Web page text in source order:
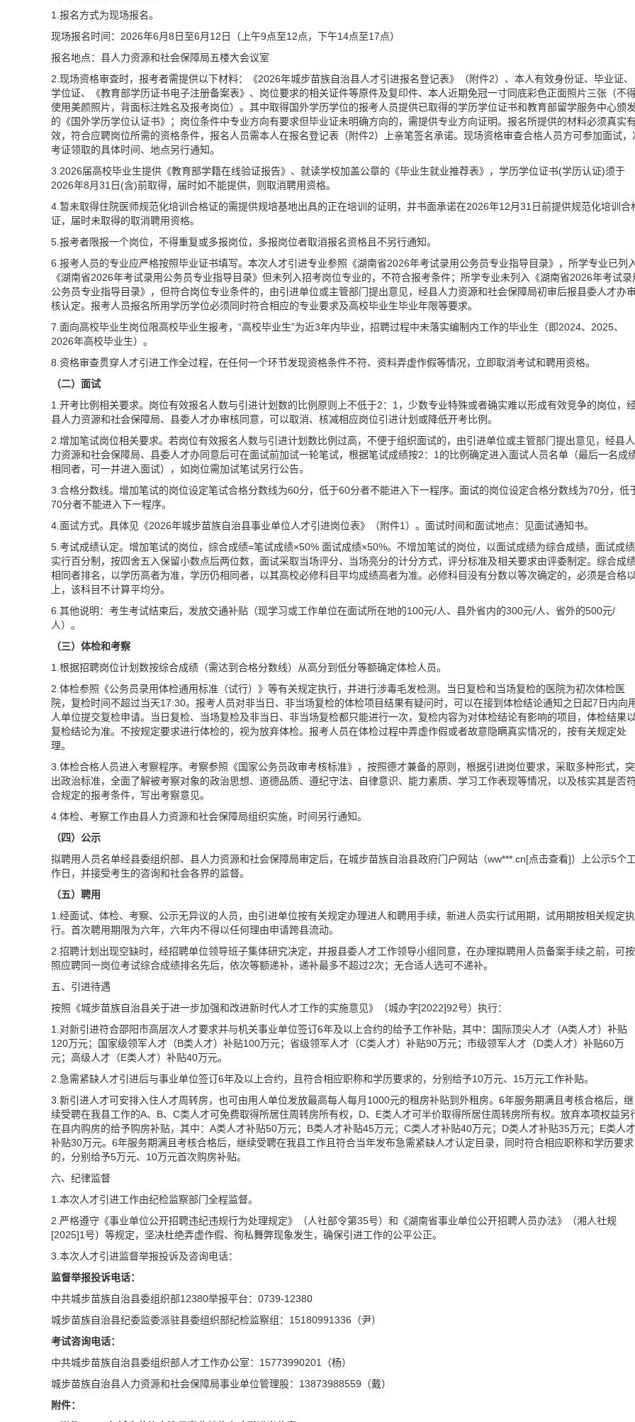
1.报名方式为现场报名。
现场报名时间：2026年6月8日至6月12日（上午9点至12点，下午14点至17点）
报名地点：县人力资源和社会保障局五楼大会议室
2.现场资格审查时，报考者需提供以下材料：《2026年城步苗族自治县人才引进报名登记表》（附件2）、本人有效身份证、毕业证、
学位证、《教育部学历证书电子注册备案表》、岗位要求的相关证件等原件及复印件、本人近期免冠一寸同底彩色正面照片三张（不
使用美颜照片，背面标注姓名及报考岗位）。其中取得国外学历学位的报考人员提供已取得的学历学位证书和教育部留学服务中心颁发
的《国外学历学位认证书》；岗位条件中专业方向有要求但毕业证未明确方向的，需提供专业方向证明。报名所提供的材料必须真实
效，符合应聘岗位所需的资格条件，报名人员需本人在报名登记表（附件2）上亲笔签名承诺。现场资格审查合格人员方可参加面试，
考证领取的具体时间、地点另行通知。
3.2026届高校毕业生提供《教育部学籍在线验证报告》、就读学校加盖公章的《毕业生就业推荐表》，学历学位证书(学历认证)须于
2026年8月31日(含)前取得，届时如不能提供，则取消聘用资格。
4.暂未取得住院医师规范化培训合格证的需提供规培基地出具的正在培训的证明，并书面承诺在2026年12月31日前提供规范化培训合
证，届时未取得的取消聘用资格。
5.报考者限报一个岗位，不得重复或多报岗位，多报岗位者取消报名资格且不另行通知。
6.报考人员的专业应严格按照毕业证书填写。本次人才引进专业参照《湖南省2026年考试录用公务员专业指导目录》，所学专业已列
《湖南省2026年考试录用公务员专业指导目录》但未列入招考岗位专业的，不符合报考条件；所学专业未列入《湖南省2026年考试录
公务员专业指导目录》，但符合岗位专业条件的，由引进单位或主管部门提出意见，经县人力资源和社会保障局初审后报县委人才办审
核认定。报考人员报名所用学历学位必须同时符合相应的专业要求及高校毕业生毕业年限等要求。
7.面向高校毕业生岗位限高校毕业生报考，“高校毕业生”为近3年内毕业，招聘过程中未落实编制内工作的毕业生（即2024、2025、
2026年高校毕业生）。
8.资格审查贯穿人才引进工作全过程，在任何一个环节发现资格条件不符、资料弄虚作假等情况，立即取消考试和聘用资格。
（二）面试
1.开考比例相关要求。岗位有效报名人数与引进计划数的比例原则上不低于2：1，少数专业特殊或者确实难以形成有效竞争的岗位，
县人力资源和社会保障局、县委人才办审核同意，可以取消、核减相应岗位引进计划或降低开考比例。
2.增加笔试岗位相关要求。若岗位有效报名人数与引进计划数比例过高，不便于组织面试的，由引进单位或主管部门提出意见，经县人
力资源和社会保障局、县委人才办同意后可在面试前加试一轮笔试，根据笔试成绩按2：1的比例确定进入面试人员名单（最后一名成
相同者，可一并进入面试），如岗位需加试笔试另行公告。
3.合格分数线。增加笔试的岗位设定笔试合格分数线为60分，低于60分者不能进入下一程序。面试的岗位设定合格分数线为70分，低
70分者不能进入下一程序。
4.面试方式。具体见《2026年城步苗族自治县事业单位人才引进岗位表》（附件1）。面试时间和面试地点：见面试通知书。
5.考试成绩认定。增加笔试的岗位，综合成绩=笔试成绩×50% 面试成绩×50%。不增加笔试的岗位，以面试成绩为综合成绩，面试成绩
实行百分制，按四舍五入保留小数点后两位数，面试采取当场评分、当场亮分的计分方式，评分标准及相关要求由评委制定。综合成
相同者排名，以学历高者为准，学历仍相同者，以其高校必修科目平均成绩高者为准。必修科目没有分数以等次确定的，必须是合格以
上，该科目不计算平均分。
6.其他说明：考生考试结束后，发放交通补贴（现学习或工作单位在面试所在地的100元/人、县外省内的300元/人、省外的500元/
人）。
（三）体检和考察
1.根据招聘岗位计划数按综合成绩（需达到合格分数线）从高分到低分等额确定体检人员。
2.体检参照《公务员录用体检通用标准（试行）》等有关规定执行，并进行涉毒毛发检测。当日复检和当场复检的医院为初次体检医
院，复检时间不超过当天17:30。报考人员对非当日、非当场复检的体检项目结果有疑问时，可以在接到体检结论通知之日起7日内向
人单位提交复检申请。当日复检、当场复检及非当日、非当场复检都只能进行一次，复检内容为对体检结论有影响的项目，体检结果以
复检结论为准。不按规定要求进行体检的，视为放弃体检。报考人员在体检过程中弄虚作假或者故意隐瞒真实情况的，按有关规定处
理。
3.体检合格人员进入考察程序。考察参照《国家公务员政审考核标准》，按照德才兼备的原则，根据引进岗位要求，采取多种形式，突
出政治标准，全面了解被考察对象的政治思想、道德品质、遵纪守法、自律意识、能力素质、学习工作表现等情况，以及核实其是否
合规定的报考条件，写出考察意见。
4.体检、考察工作由县人力资源和社会保障局组织实施，时间另行通知。
（四）公示
拟聘用人员名单经县委组织部、县人力资源和社会保障局审定后，在城步苗族自治县政府门户网站（ww***.cn[点击查看]）上公示5个工
作日，并接受考生的咨询和社会各界的监督。
（五）聘用
1.经面试、体检、考察、公示无异议的人员，由引进单位按有关规定办理进人和聘用手续，新进人员实行试用期，试用期按相关规定执
行。首次聘用期限为六年，六年内不得以任何理由申请跨县流动。
2.招聘计划出现空缺时，经招聘单位领导班子集体研究决定，并报县委人才工作领导小组同意，在办理拟聘用人员备案手续之前，可按
照应聘同一岗位考试综合成绩排名先后，依次等额递补，递补最多不超过2次；无合适人选可不递补。
五、引进待遇
按照《城步苗族自治县关于进一步加强和改进新时代人才工作的实施意见》（城办字[2022]92号）执行：
1.对新引进符合邵阳市高层次人才要求并与机关事业单位签订6年及以上合约的给予工作补贴，其中：国际顶尖人才（A类人才）补贴
120万元；国家级领军人才（B类人才）补贴100万元；省级领军人才（C类人才）补贴90万元；市级领军人才（D类人才）补贴60万
元；高级人才（E类人才）补贴40万元。
2.急需紧缺人才引进后与事业单位签订6年及以上合约，且符合相应职称和学历要求的，分别给予10万元、15万元工作补贴。
3.新引进人才可安排入住人才周转房，也可由用人单位发放最高每人每月1000元的租房补贴到外租房。6年服务期满且考核合格后，继
续受聘在我县工作的A、B、C类人才可免费取得所居住周转房所有权，D、E类人才可半价取得所居住周转房所有权。放弃本项权益另
在县内购房的给予购房补贴，其中：A类人才补贴50万元；B类人才补贴45万元；C类人才补贴40万元；D类人才补贴35万元；E类人才
补贴30万元。6年服务期满且考核合格后，继续受聘在我县工作且符合当年发布急需紧缺人才认定目录，同时符合相应职称和学历要求
的，分别给予5万元、10万元首次购房补贴。
六、纪律监督
1.本次人才引进工作由纪检监察部门全程监督。
2.严格遵守《事业单位公开招聘违纪违规行为处理规定》（人社部令第35号）和《湖南省事业单位公开招聘人员办法》（湘人社规
[2025]1号）等规定，坚决杜绝弄虚作假、徇私舞弊现象发生，确保引进工作的公平公正。
3.本次人才引进监督举报投诉及咨询电话：
监督举报投诉电话：
中共城步苗族自治县委组织部12380举报平台：0739-12380
城步苗族自治县纪委监委派驻县委组织部纪检监察组：15180991336（尹）
考试咨询电话：
中共城步苗族自治县委组织部人才工作办公室：15773990201（杨）
城步苗族自治县人力资源和社会保障局事业单位管理股：13873988559（戴）
附件：